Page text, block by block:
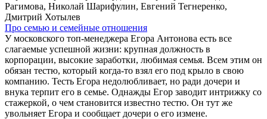
Рагимова, Николай Шарифулин, Евгений Тегнеренко,
Дмитрий Хотылев
Про се­мью и се­мей­ные от­но­ше­ния
У московского топ-менеджера Егора Антонова есть все
слагаемые успешной жизни: крупная должность в
корпорации, высокие заработки, любимая семья. Всем этим он
обязан тестю, который когда-то взял его под крыло в свою
компанию. Тесть Егора недолюбливает, но ради дочери и
внука терпит его в семье. Однажды Егор заводит интрижку со
стажеркой, о чем становится известно тестю. Он тут же
увольняет Егора и сообщает дочери о его измене.